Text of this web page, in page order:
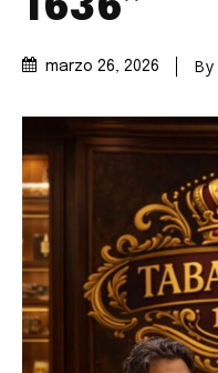
1636”
marzo 26, 2026 By